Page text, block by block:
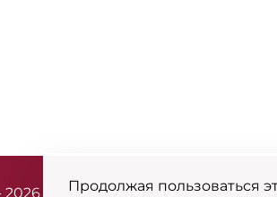
2026 Продолжая пользоваться